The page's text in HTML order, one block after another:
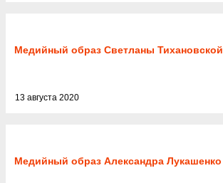
Медийный образ Светланы Тихановской
13 августа 2020
Медийный образ Александра Лукашенко